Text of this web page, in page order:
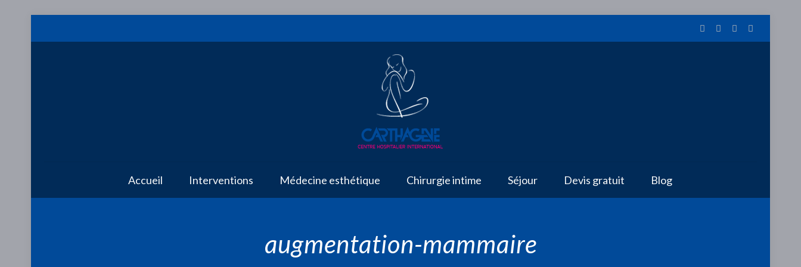
Accueil Interventions Médecine esthétique Chirurgie intime Séjour Devis gratuit Blog
augmentation-mammaire